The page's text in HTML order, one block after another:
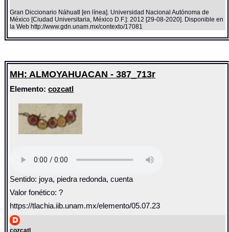
Gran Diccionario Náhuatl [en línea]. Universidad Nacional Autónoma de
México [Ciudad Universitaria, México D.F.]: 2012 [29-08-2020]. Disponible en
la Web http://www.gdn.unam.mx/contexto/17081
MH: ALMOYAHUACAN - 387_713r
Elemento:cozcatl
Sentido: joya, piedra redonda, cuenta
Valor fonético: ?
https://tlachia.iib.unam.mx/elemento/05.07.23